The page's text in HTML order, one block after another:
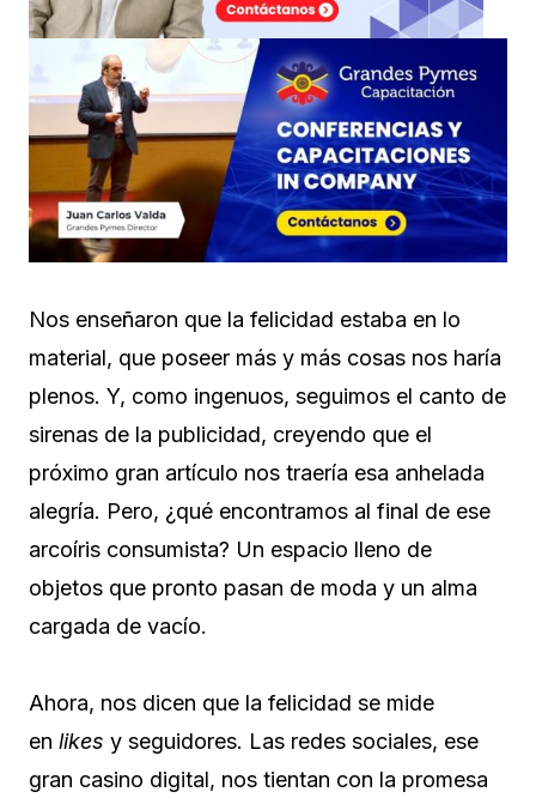
Nos enseñaron que la felicidad estaba en lo
material, que poseer más y más cosas nos haría
plenos. Y, como ingenuos, seguimos el canto de
sirenas de la publicidad, creyendo que el
próximo gran artículo nos traería esa anhelada
alegría. Pero, ¿qué encontramos al final de ese
arcoíris consumista? Un espacio lleno de
objetos que pronto pasan de moda y un alma
cargada de vacío.
Ahora, nos dicen que la felicidad se mide
en likes y seguidores. Las redes sociales, ese
gran casino digital, nos tientan con la promesa